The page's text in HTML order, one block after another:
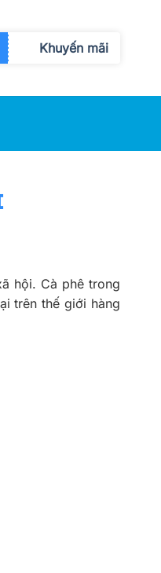
Khuyến mãi
hội. Cà phê trong
trên thế giới hàng